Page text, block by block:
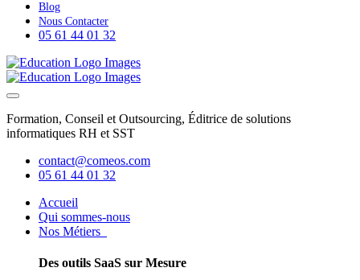
Blog
Nous Contacter
05 61 44 01 32
Formation, Conseil et Outsourcing, Éditrice de solutions
informatiques RH et SST
contact@comeos.com
05 61 44 01 32
Accueil
Qui sommes-nous
Nos Métiers
Des outils SaaS sur Mesure